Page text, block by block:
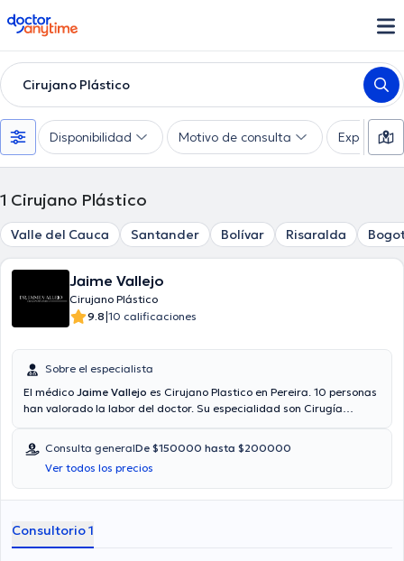
doctoranytime
Cirujano Plástico
Disponibilidad Motivo de consulta Experiencia
1 Cirujano Plástico
Valle del Cauca Santander Bolívar Risaralda
Jaime Vallejo
Cirujano Plástico
9.8|10 calificaciones
Sobre el especialista
El médico Jaime Vallejo es Cirujano Plastico en Pereira. 10 personas
han valorado la labor del doctor. Su especialidad son Cirugía
Vallejo es de desde $150000 hasta $200000. En su consultorio
abarca todo lo relacionado con Liposucción, Abdominoplastia,
Aumento de busto (Mamoplastia), Blefaroplastia.
Consulta generalDe $150000 hasta $200000
Ver todos los precios
Consultorio 1